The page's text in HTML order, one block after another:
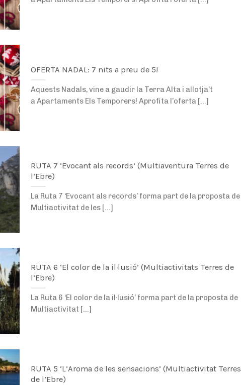
OFERTA NADAL: 7 nits a preu de 5!
Aquests Nadals, vine a gaudir la Terra Alta i allotja’t
a Apartaments Els Temporers! Aprofita l’oferta [...]
RUTA 7 ‘Evocant als records’ (Multiaventura Terres de
l’Ebre)
La Ruta 7 ‘Evocant als records’ forma part de la proposta de
Multiactivitat de les [...]
RUTA 6 ‘El color de la il·lusió’ (Multiactivitats Terres de
l’Ebre)
La Ruta 6 ‘El color de la il·lusió’ forma part de la proposta de
Multiactivitat [...]
RUTA 5 ‘L’Aroma de les sensacions’ (Multiactivitat Terres
de l’Ebre)